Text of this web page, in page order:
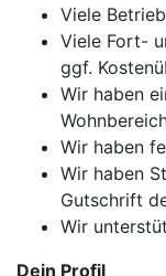
Viele
Viele Fort-
ggf.
Wir haben
Wir haben
Wir haben
Gutschrift
Wir
Dein Profil